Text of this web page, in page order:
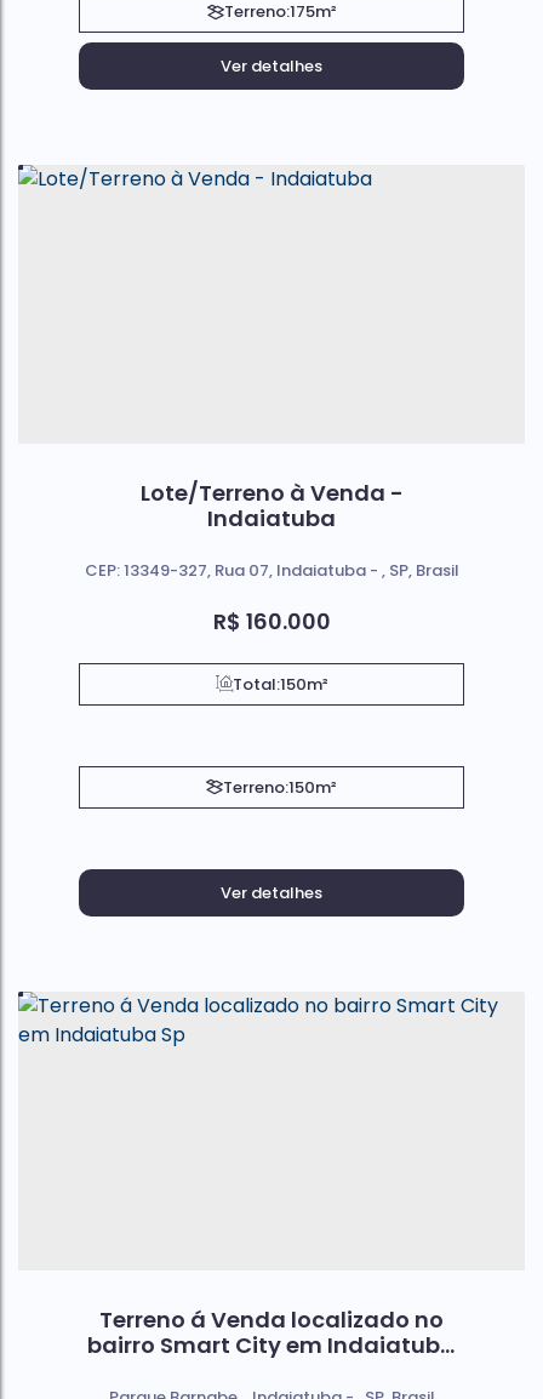
Terreno:175m²
Ver detalhes
Lote/Terreno à Venda -
Indaiatuba
R$ 160.000
CEP: 13349-327, Rua 07, Indaiatuba , SP, Brasil
Total:150m²
Terreno:150m²
Ver detalhes
Terreno á Venda localizado no
bairro Smart City em Indaiatuba